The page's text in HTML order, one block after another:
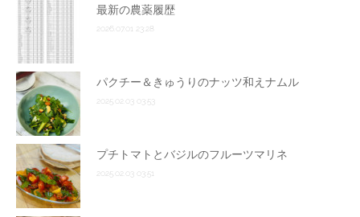
最新の農薬履歴
2026.07.01 23:28
パクチー＆きゅうりのナッツ和えナムル
2025.02.03 03:53
プチトマトとバジルのフルーツマリネ
2025.02.03 03:51